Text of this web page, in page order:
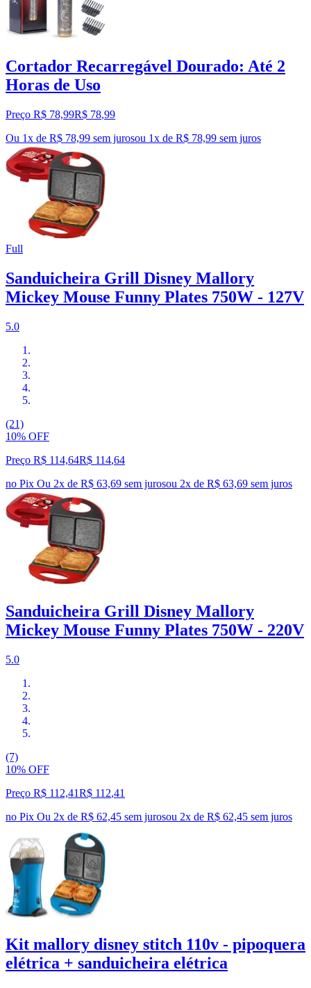
Cortador Recarregável Dourado: Até 2
Horas de Uso
Preço R$ 78,99R$ 78,99
Ou 1x de R$ 78,99 sem jurosou 1x de R$ 78,99 sem juros
Full
Sanduicheira Grill Disney Mallory
Mickey Mouse Funny Plates 750W - 127V
5.0
(21)
10% OFF
Preço R$ 114,64R$ 114,64
no Pix Ou 2x de R$ 63,69 sem jurosou 2x de R$ 63,69 sem juros
Sanduicheira Grill Disney Mallory
Mickey Mouse Funny Plates 750W - 220V
5.0
(7)
10% OFF
Preço R$ 112,41R$ 112,41
no Pix Ou 2x de R$ 62,45 sem jurosou 2x de R$ 62,45 sem juros
Kit mallory disney stitch 110v - pipoquera
elétrica + sanduicheira elétrica